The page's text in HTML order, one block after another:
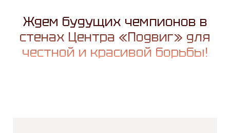
Ждем будущих чемпионов в
стенах Центра «Подвиг» для
честной и красивой борьбы!